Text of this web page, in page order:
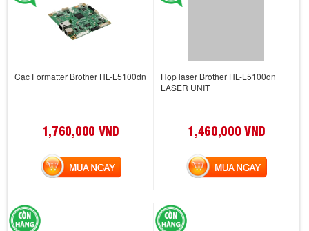
Cạc Formatter Brother HL-L5100dn
1,760,000 VND
MUA NGAY
Hộp laser Brother HL-L5100dn
LASER UNIT
1,460,000 VND
MUA NGAY